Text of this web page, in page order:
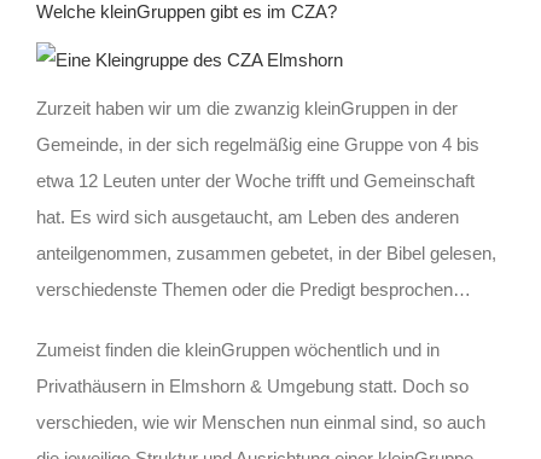
Welche kleinGruppen gibt es im CZA?
Zurzeit haben wir um die zwanzig kleinGruppen in der
Gemeinde, in der sich regelmäßig eine Gruppe von 4 bis
etwa 12 Leuten unter der Woche trifft und Gemeinschaft
hat. Es wird sich ausgetaucht, am Leben des anderen
anteilgenommen, zusammen gebetet, in der Bibel gelesen,
verschiedenste Themen oder die Predigt besprochen…
Zumeist finden die kleinGruppen wöchentlich und in
Privathäusern in Elmshorn & Umgebung statt. Doch so
verschieden, wie wir Menschen nun einmal sind, so auch